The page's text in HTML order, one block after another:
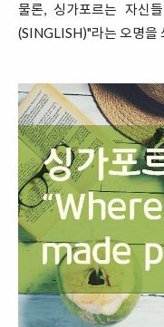
물론, 싱가포르는 자신
(SINGLISH)"라는 오명을